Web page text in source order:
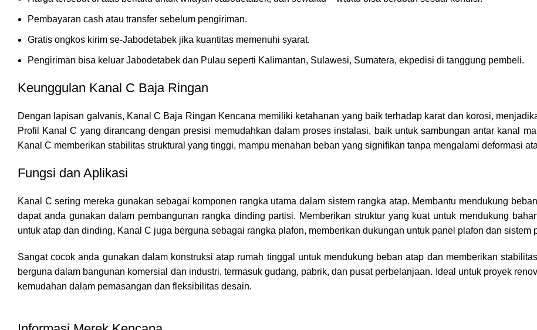
Pembayaran cash atau transfer sebelum pengiriman.
Gratis ongkos kirim se-Jabodetabek jika kuantitas memenuhi syarat.
Pengiriman bisa keluar Jabodetabek dan Pulau seperti Kalimantan, Sulawesi, Sumatera, ekpedisi di tanggung pembeli.
Keunggulan Kanal C Baja Ringan
Dengan lapisan galvanis, Kanal C Baja Ringan Kencana memiliki ketahanan yang baik terhadap karat dan korosi,
Profil Kanal C yang dirancang dengan presisi memudahkan dalam proses instalasi, baik untuk sambungan antar kanal
Kanal C memberikan stabilitas struktural yang tinggi, mampu menahan beban yang signifikan tanpa mengalami deformasi
Fungsi dan Aplikasi
Kanal C sering mereka gunakan sebagai komponen rangka utama dalam sistem rangka atap. Membantu mendukung
dapat anda gunakan dalam pembangunan rangka dinding partisi. Memberikan struktur yang kuat untuk mendukung
untuk atap dan dinding, Kanal C juga berguna sebagai rangka plafon, memberikan dukungan untuk panel plafon dan sistem
Sangat cocok anda gunakan dalam konstruksi atap rumah tinggal untuk mendukung beban atap dan memberikan
berguna dalam bangunan komersial dan industri, termasuk gudang, pabrik, dan pusat perbelanjaan. Ideal untuk proyek
kemudahan dalam pemasangan dan fleksibilitas desain.